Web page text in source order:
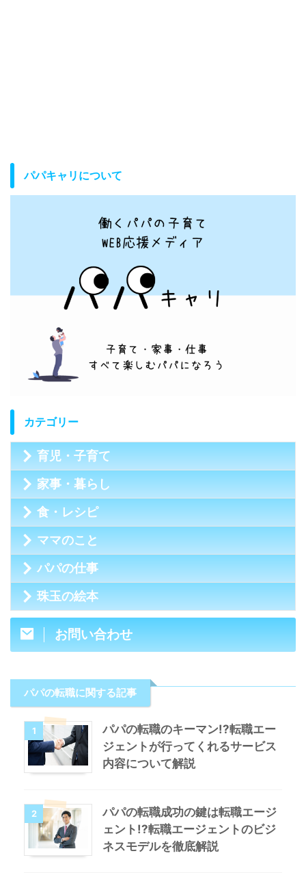
パパキャリについて
カテゴリー
育児・子育て
家事・暮らし
食・レシピ
ママのこと
パパの仕事
珠玉の絵本
お問い合わせ
パパの転職に関する記事
1
パパの転職のキーマン!?転職エー
ジェントが行ってくれるサービス
内容について解説
2
パパの転職成功の鍵は転職エージ
ェント!?転職エージェントのビジ
ネスモデルを徹底解説